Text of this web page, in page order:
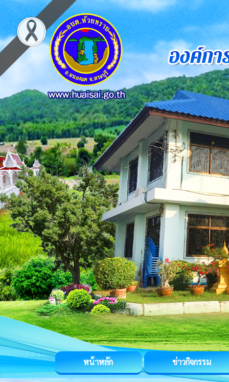
หน้าหลัก ข่าวกิจกรรม